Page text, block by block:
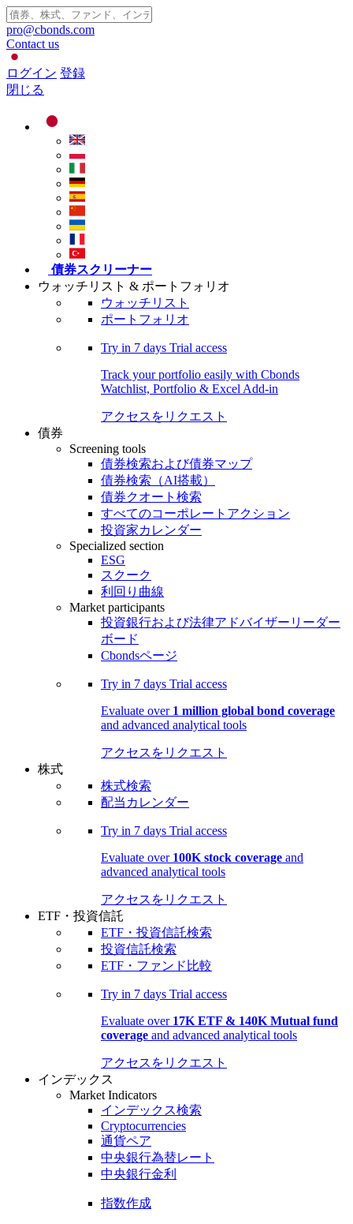
pro@cbonds.com
Contact us
ログイン 登録
閉じる
債券スクリーナー
ウォッチリスト & ポートフォリオ
ウォッチリスト
ポートフォリオ
Try in 7 days Trial access
Track your portfolio easily with Cbonds
Watchlist, Portfolio & Excel Add-in
アクセスをリクエスト
債券
Screening tools
債券検索および債券マップ
債券検索（AI搭載）
債券クオート検索
すべてのコーポレートアクション
投資家カレンダー
Specialized section
ESG
スクーク
利回り曲線
Market participants
投資銀行および法律アドバイザーリーダー
ボード
Cbondsページ
Try in 7 days Trial access
Evaluate over 1 million global bond coverage
and advanced analytical tools
アクセスをリクエスト
株式
株式検索
配当カレンダー
Try in 7 days Trial access
Evaluate over 100K stock coverage and
advanced analytical tools
アクセスをリクエスト
ETF・投資信託
ETF・投資信託検索
投資信託検索
ETF・ファンド比較
Try in 7 days Trial access
Evaluate over 17K ETF & 140K Mutual fund
coverage and advanced analytical tools
アクセスをリクエスト
インデックス
Market Indicators
インデックス検索
Cryptocurrencies
通貨ペア
中央銀行為替レート
中央銀行金利
指数作成